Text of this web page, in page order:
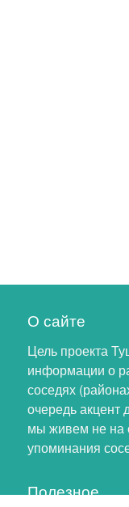
О сайте
Цель проекта
информации о
соседях
очередь акцент
мы живем не на
упоминания
Полезное